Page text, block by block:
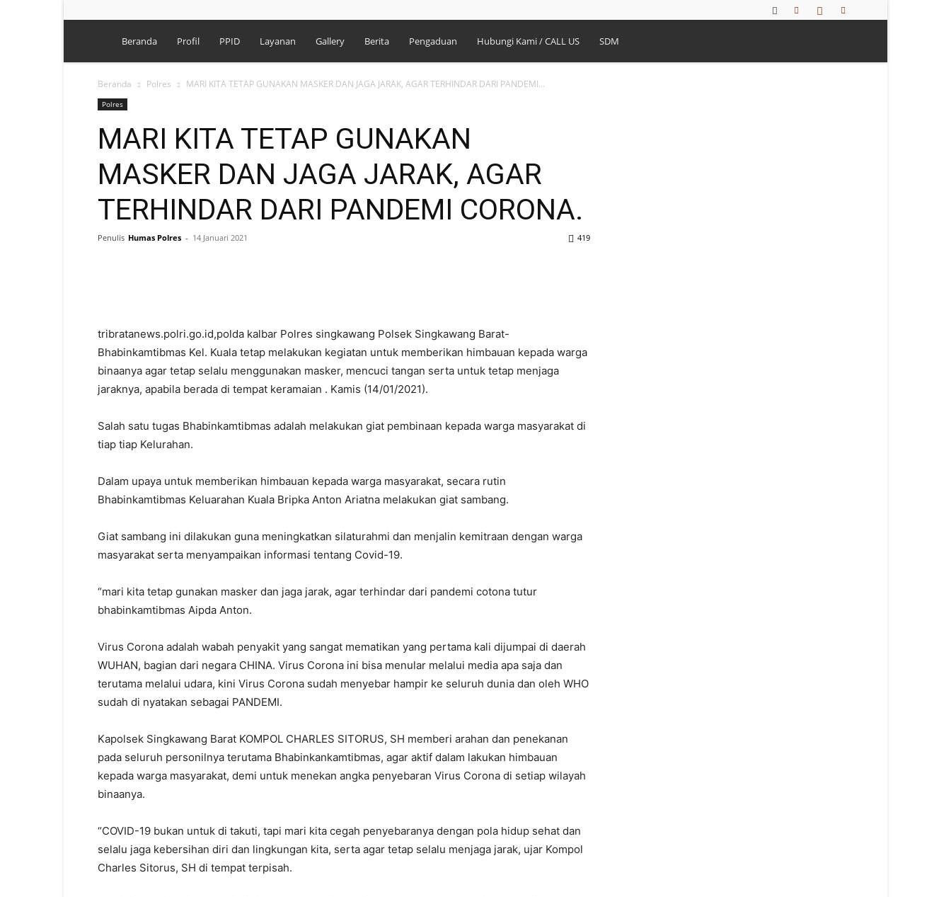
Polres
Singkawang
Beranda Profil PPID Layanan Gallery Berita Pengaduan Hubungi Kami / CALL US SDM
Beranda Polres MARI KITA TETAP GUNAKAN MASKER DAN JAGA JARAK, AGAR TERHINDAR DARI PANDEMI...
Polres
MARI KITA TETAP GUNAKAN
MASKER DAN JAGA JARAK, AGAR
TERHINDAR DARI PANDEMI CORONA.
Penulis Humas Polres - 14 Januari 2021 419
tribratanews.polri.go.id,polda kalbar Polres singkawang Polsek Singkawang Barat-
Bhabinkamtibmas Kel. Kuala tetap melakukan kegiatan untuk memberikan himbauan kepada warga
binaanya agar tetap selalu menggunakan masker, mencuci tangan serta untuk tetap menjaga
jaraknya, apabila berada di tempat keramaian . Kamis (14/01/2021).
Salah satu tugas Bhabinkamtibmas adalah melakukan giat pembinaan kepada warga masyarakat di
tiap tiap Kelurahan.
Dalam upaya untuk memberikan himbauan kepada warga masyarakat, secara rutin
Bhabinkamtibmas Keluarahan Kuala Bripka Anton Ariatna melakukan giat sambang.
Giat sambang ini dilakukan guna meningkatkan silaturahmi dan menjalin kemitraan dengan warga
masyarakat serta menyampaikan informasi tentang Covid-19.
“mari kita tetap gunakan masker dan jaga jarak, agar terhindar dari pandemi cotona tutur
bhabinkamtibmas Aipda Anton.
Virus Corona adalah wabah penyakit yang sangat mematikan yang pertama kali dijumpai di daerah
WUHAN, bagian dari negara CHINA. Virus Corona ini bisa menular melalui media apa saja dan
terutama melalui udara, kini Virus Corona sudah menyebar hampir ke seluruh dunia dan oleh WHO
sudah di nyatakan sebagai PANDEMI.
Kapolsek Singkawang Barat KOMPOL CHARLES SITORUS, SH memberi arahan dan penekanan
pada seluruh personilnya terutama Bhabinkankamtibmas, agar aktif dalam lakukan himbauan
kepada warga masyarakat, demi untuk menekan angka penyebaran Virus Corona di setiap wilayah
binaanya.
“COVID-19 bukan untuk di takuti, tapi mari kita cegah penyebaranya dengan pola hidup sehat dan
selalu jaga kebersihan diri dan lingkungan kita, serta agar tetap selalu menjaga jarak, ujar Kompol
Charles Sitorus, SH di tempat terpisah.